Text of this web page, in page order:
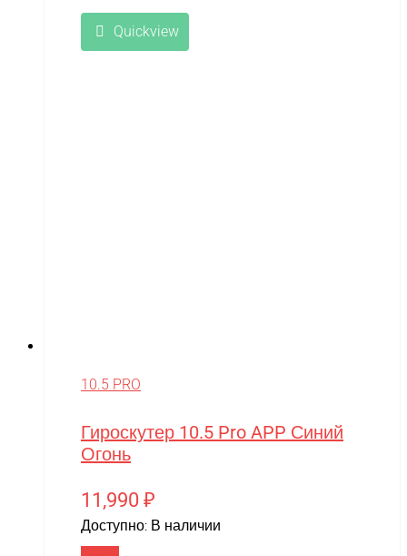
Quickview
10.5 PRO
Гироскутер 10.5 Pro APP Синий
Огонь
11,990 ₽
Доступно: В наличии